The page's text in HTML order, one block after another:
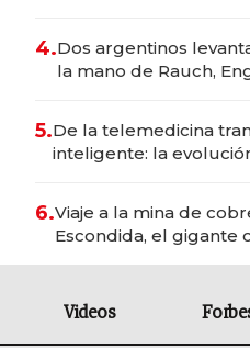
4.Dos argentinos
la mano de Rauch,
5.De la telemedicina
inteligente: la
6.Viaje a la mina de
Escondida, el gigante
Videos